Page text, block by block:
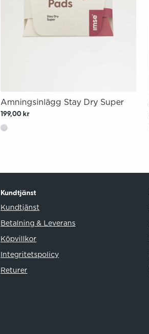
Amningsinlägg Stay Dry Super
199,00 kr
Kundtjänst
Kundtjänst
Betalning & Leverans
Köpvillkor
Integritetspolicy
Returer